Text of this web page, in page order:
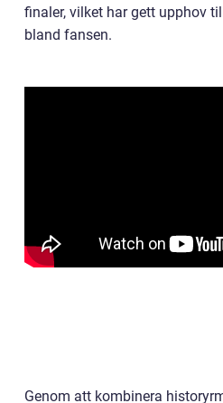
finaler, vilket har gett upphov
bland fansen.
Genom att kombinera